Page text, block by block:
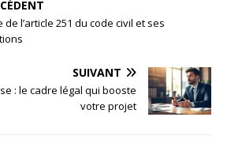
de l’article 251 du code civil et ses
SUIVANT
: le cadre légal qui booste
votre projet